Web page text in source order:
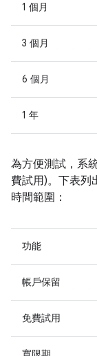
1 個月
3 個月
6 個月
1 年
為方便測試，系
費試用)。下表列
時間範圍：
功能
帳戶保留
免費試用